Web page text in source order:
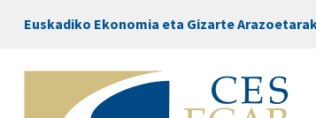
Euskadiko Ekonomia eta Gizarte